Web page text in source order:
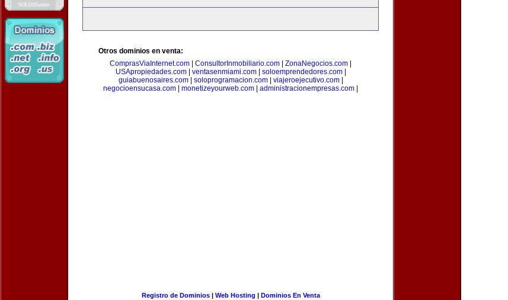
Otros dominios en venta:
ComprasViaInternet.com
ConsultorInmobiliario.com ZonaNegocios.com
USApropiedades.com| ventasenmiami.com| soloemprendedores.com|
guiabuenosaires.com| soloprogramacion.com| viajeroejecutivo.com|
negocioensucasa.com
monetizeyourweb.com administracionempresas.com
Registro de Dominios| Web Hosting | Dominios En Venta